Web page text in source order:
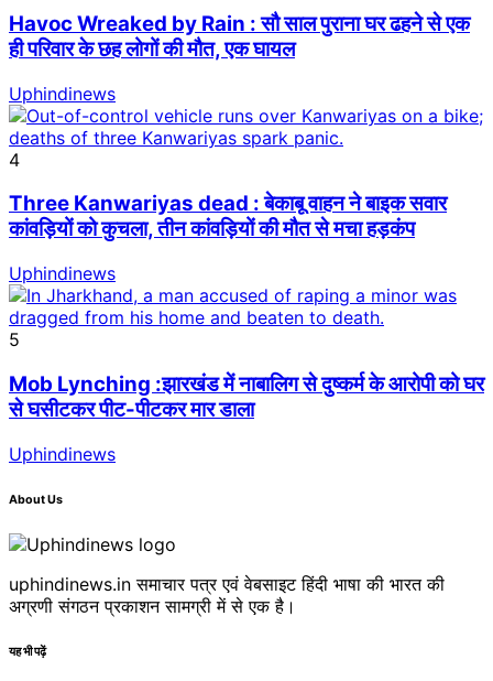
Havoc Wreaked by Rain : सौ साल पुराना घर ढहने से एक
ही परिवार के छह लोगों की मौत, एक घायल
Uphindinews
4
Three Kanwariyas dead : बेकाबू वाहन ने बाइक सवार
कांवड़ियों को कुचला, तीन कांवड़ियों की मौत से मचा हड़कंप
Uphindinews
5
Mob Lynching :झारखंड में नाबालिग से दुष्कर्म के आरोपी को घर
से घसीटकर पीट-पीटकर मार डाला
Uphindinews
About Us
uphindinews.in समाचार पत्र एवं वेबसाइट हिंदी भाषा की भारत की
अग्रणी संगठन प्रकाशन सामग्री में से एक है।
यह भी पढ़ें